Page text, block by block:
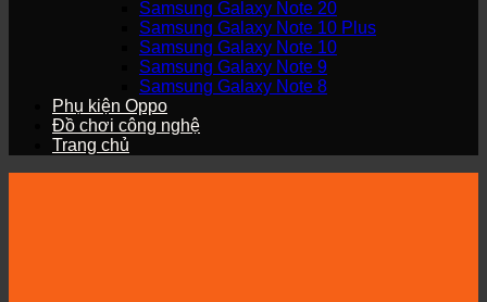
Samsung Galaxy Note 20
Samsung Galaxy Note 10 Plus
Samsung Galaxy Note 10
Samsung Galaxy Note 9
Samsung Galaxy Note 8
Phụ kiện Oppo
Đồ chơi công nghệ
Trang chủ